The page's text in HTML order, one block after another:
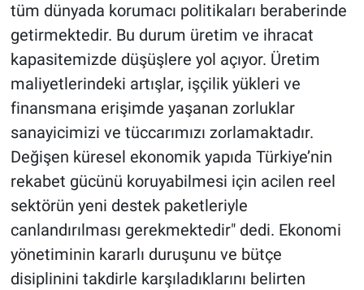
tüm dünyada korumacı politikaları beraberinde
getirmektedir. Bu durum üretim ve ihracat
kapasitemizde düşüşlere yol açıyor. Üretim
maliyetlerindeki artışlar, işçilik yükleri ve
finansmana erişimde yaşanan zorluklar
sanayicimizi ve tüccarımızı zorlamaktadır.
Değişen küresel ekonomik yapıda Türkiye’nin
rekabet gücünü koruyabilmesi için acilen reel
sektörün yeni destek paketleriyle
canlandırılması gerekmektedir" dedi. Ekonomi
yönetiminin kararlı duruşunu ve bütçe
disiplinini takdirle karşıladıklarını belirten